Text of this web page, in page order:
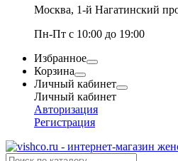
Москва, 1-й Нагатинский
Пн-Пт с 10:00 до 19:00
Избранное
Корзина
Личный кабинет
Личный кабинет
Авторизация
Регистрация